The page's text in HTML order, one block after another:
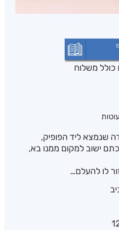
כולל משלוח
שנמצא ליד הפופיק,
ישוב למקום ממנו בא,
לו להעלם…